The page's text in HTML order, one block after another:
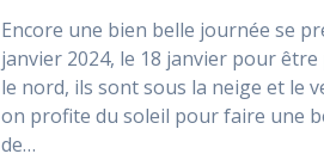
Encore une bien belle journée se
janvier 2024, le 18 janvier pour
le nord, ils sont sous la neige et le
on profite du soleil pour faire une
de…